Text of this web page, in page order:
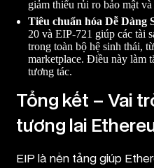
giảm thiểu rủi ro bảo mật
Tiêu chuẩn hóa Dễ Dàng
20 và EIP-721 giúp các tài
trong toàn bộ hệ sinh thái,
marketplace. Điều này làm
tương tác.
Tổng kết – Vai
tương lai
EIP là nền tảng giúp